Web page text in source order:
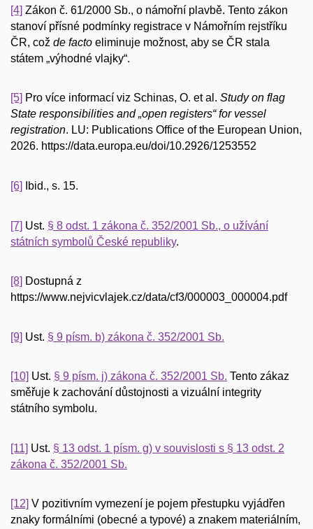
[4] Zákon č. 61/2000 Sb., o námořní plavbě. Tento zákon
stanoví přísné podmínky registrace v Námořním rejstříku
ČR, což de facto eliminuje možnost, aby se ČR stala
státem „výhodné vlajky“.
[5] Pro více informací viz Schinas, O. et al. Study on flag
State responsibilities and „open registers“ for vessel
registration. LU: Publications Office of the European Union,
2026. https://data.europa.eu/doi/10.2926/1253552
[6] Ibid., s. 15.
[7] Ust. § 8 odst. 1 zákona č. 352/2001 Sb., o užívání
státních symbolů České republiky.
[8] Dostupná z
https://www.nejvicvlajek.cz/data/cf3/000003_000004.pdf
[9] Ust. § 9 písm. b) zákona č. 352/2001 Sb.
[10] Ust. § 9 písm. j) zákona č. 352/2001 Sb. Tento zákaz
směřuje k zachování důstojnosti a vizuální integrity
státního symbolu.
[11] Ust. § 13 odst. 1 písm. g) v souvislosti s § 13 odst. 2
zákona č. 352/2001 Sb.
[12] V pozitivním vymezení je pojem přestupku vyjádřen
znaky formálními (obecné a typové) a znakem materiálním,